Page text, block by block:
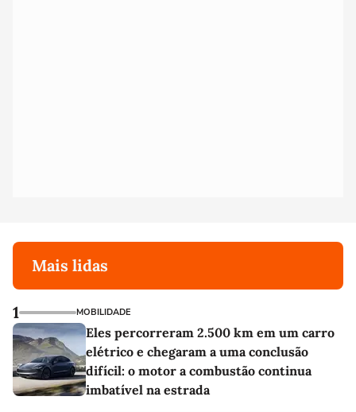
Mais lidas
1 MOBILIDADE
Eles percorreram 2.500 km em um carro
elétrico e chegaram a uma conclusão
difícil: o motor a combustão continua
imbatível na estrada